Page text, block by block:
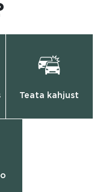
Teata kahjust